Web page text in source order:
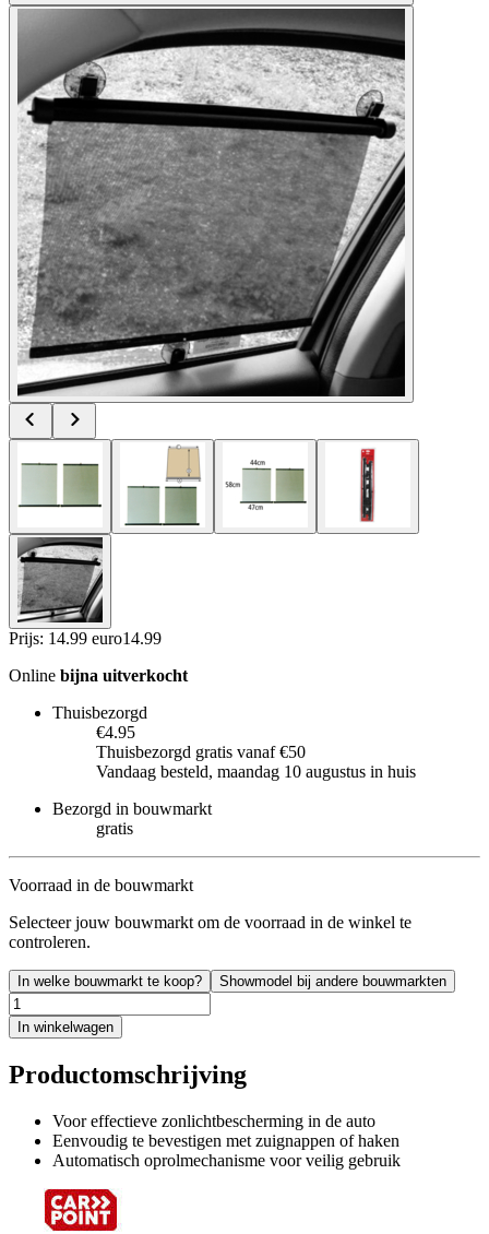
Prijs: 14.99 euro14.99
Online bijna uitverkocht
Thuisbezorgd
€4.95
Thuisbezorgd gratis vanaf €50
Vandaag besteld, maandag 10 augustus in huis
Bezorgd in bouwmarkt
gratis
Voorraad in de bouwmarkt
Selecteer jouw bouwmarkt om de voorraad in de winkel te
controleren.
In welke bouwmarkt te koop? Showmodel bij andere bouwmarkten
In winkelwagen
Productomschrijving
Voor effectieve zonlichtbescherming in de auto
Eenvoudig te bevestigen met zuignappen of haken
Automatisch oprolmechanisme voor veilig gebruik